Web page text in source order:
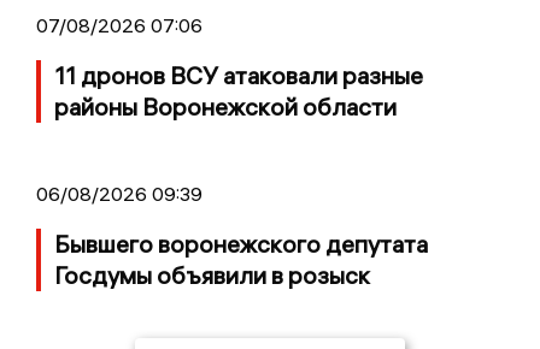
07/08/2026 07:06
11 дронов ВСУ атаковали разные
районы Воронежской области
06/08/2026 09:39
Бывшего воронежского депутата
Госдумы объявили в розыск